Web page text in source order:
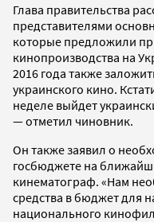
Глава правительства
представителями
которые предложили
кинопроизводства на
2016 года также
украинского кино.
неделе выйдет
— отметил чиновник.
Он также заявил о
госбюджете на
кинематограф. «Нам
средства в бюджет для
национального